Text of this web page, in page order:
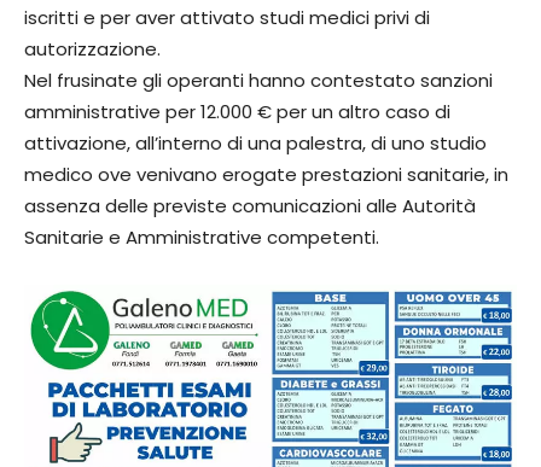
iscritti e per aver attivato studi medici privi di
autorizzazione.
Nel frusinate gli operanti hanno contestato sanzioni
amministrative per 12.000 € per un altro caso di
attivazione, all’interno di una palestra, di uno studio
medico ove venivano erogate prestazioni sanitarie, in
assenza delle previste comunicazioni alle Autorità
Sanitarie e Amministrative competenti.